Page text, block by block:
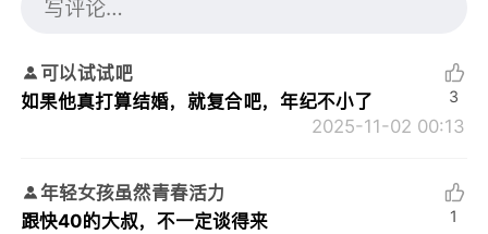
可以试试吧
如果他真打算结婚，就复合吧，年纪不小了
2025-11-02 00:13
3
年轻女孩虽然青春活力
跟快40的大叔，不一定谈得来
1